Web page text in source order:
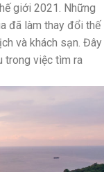
giới 2021. Những
đã làm thay đổi thế
và khách sạn. Đây
trong việc tìm ra